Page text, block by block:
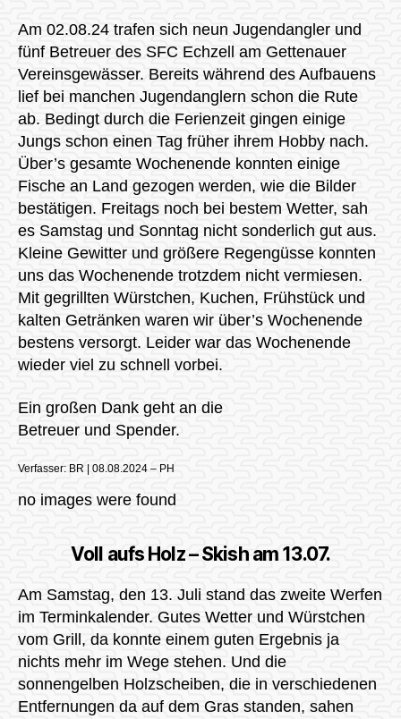
Am 02.08.24 trafen sich neun Jugendangler und
fünf Betreuer des SFC Echzell am Gettenauer
Vereinsgewässer. Bereits während des Aufbauens
lief bei manchen Jugendanglern schon die Rute
ab. Bedingt durch die Ferienzeit gingen einige
Jungs schon einen Tag früher ihrem Hobby nach.
Über’s gesamte Wochenende konnten einige
Fische an Land gezogen werden, wie die Bilder
bestätigen. Freitags noch bei bestem Wetter, sah
es Samstag und Sonntag nicht sonderlich gut aus.
Kleine Gewitter und größere Regengüsse konnten
uns das Wochenende trotzdem nicht vermiesen.
Mit gegrillten Würstchen, Kuchen, Frühstück und
kalten Getränken waren wir über’s Wochenende
bestens versorgt. Leider war das Wochenende
wieder viel zu schnell vorbei.
Ein großen Dank geht an die
Betreuer und Spender.
Verfasser: BR | 08.08.2024 – PH
no images were found
Voll aufs Holz – Skish am 13.07.
Am Samstag, den 13. Juli stand das zweite Werfen
im Terminkalender. Gutes Wetter und Würstchen
vom Grill, da konnte einem guten Ergebnis ja
nichts mehr im Wege stehen. Und die
sonnengelben Holzscheiben, die in verschiedenen
Entfernungen da auf dem Gras standen, sahen